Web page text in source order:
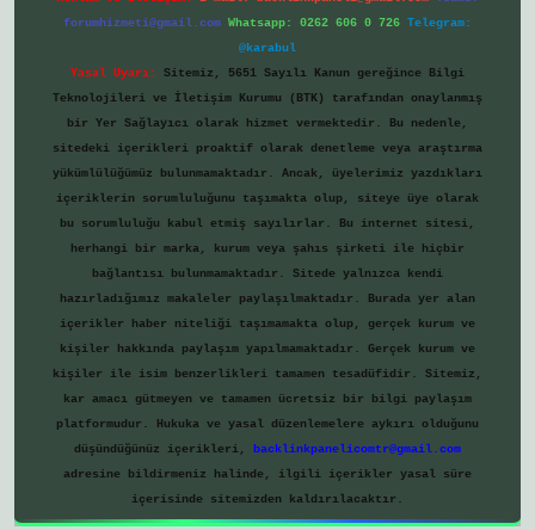
forumhizmeti@gmail.com Whatsapp: 0262 606 0 726 Telegram:
@karabul
Yasal Uyarı:
Sitemiz, 5651 Sayılı Kanun gereğince Bilgi
Teknolojileri ve İletişim Kurumu (BTK) tarafından onaylanmış
bir Yer Sağlayıcı olarak hizmet vermektedir. Bu nedenle,
sitedeki içerikleri proaktif olarak denetleme veya araştırma
yükümlülüğümüz bulunmamaktadır. Ancak, üyelerimiz yazdıkları
içeriklerin sorumluluğunu taşımakta olup, siteye üye olarak
bu sorumluluğu kabul etmiş sayılırlar. Bu internet sitesi,
herhangi bir marka, kurum veya şahıs şirketi ile hiçbir
bağlantısı bulunmamaktadır. Sitede yalnızca kendi
hazırladığımız makaleler paylaşılmaktadır. Burada yer alan
içerikler haber niteliği taşımamakta olup, gerçek kurum ve
kişiler hakkında paylaşım yapılmamaktadır. Gerçek kurum ve
kişiler ile isim benzerlikleri tamamen tesadüfidir. Sitemiz,
kar amacı gütmeyen ve tamamen ücretsiz bir bilgi paylaşım
platformudur. Hukuka ve yasal düzenlemelere aykırı olduğunu
düşündüğünüz içerikleri,
backlinkpanelicomtr@gmail.com
adresine bildirmeniz halinde, ilgili içerikler yasal süre
içerisinde sitemizden kaldırılacaktır.